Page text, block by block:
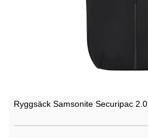
Ryggsäck Samsonite Securipac 2.0